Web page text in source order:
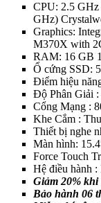
CPU: 2.5 GHz
GHz)
Graphics:
M370X with
RAM: 16 GB
Ổ cứng SSD:
Điểm hiệu
Độ Phân Giải
Cổng Mạng :
Khe Cắm :
Thiết bị nghe
Màn hình:
Force Touch
Hệ điều hành
Giảm 20% khi
Bảo hành 06